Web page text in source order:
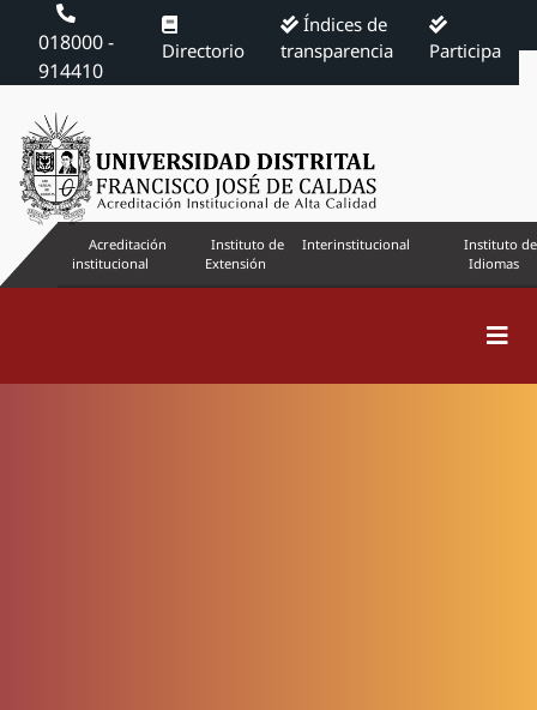
018000 -
914410
Directorio
Índices de
transparencia
Participa
Acreditación
institucional
Instituto de
Extensión
Interinstitucional
Instituto de
Idiomas